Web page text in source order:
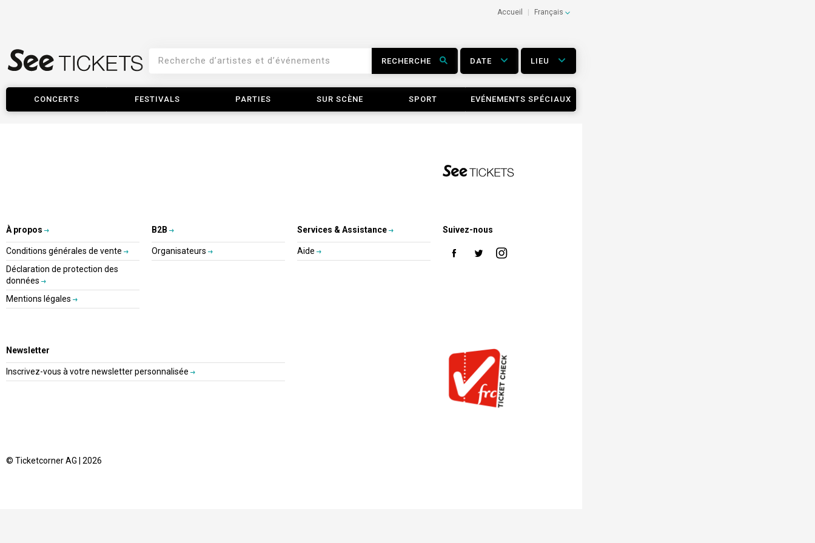
Accueil Français
RECHERCHE DATE LIEU
CONCERTS FESTIVALS PARTIES SUR SCÈNE SPORT EVÉNEMENTS SPÉCIAUX
À propos
Conditions générales de vente
Déclaration de protection des
données
Mentions légales
B2B
Organisateurs
Services & Assistance
Aide
Suivez-nous
Newsletter
Inscrivez-vous à votre newsletter personnalisée
© Ticketcorner AG | 2026